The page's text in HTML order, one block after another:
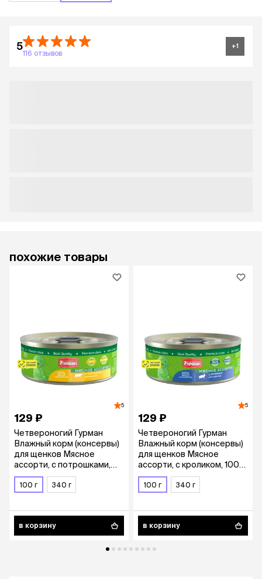
5
116 отзывов
+1
похожие товары
5
129 ₽
Четвероногий Гурман
Влажный корм (консервы)
для щенков Мясное
ассорти, с потрошками,
100 гр.
100 г 340 г
в корзину
5
129 ₽
Четвероногий Гурман
Влажный корм (консервы)
для щенков Мясное
ассорти, с кроликом, 100
гр.
100 г 340 г
в корзину